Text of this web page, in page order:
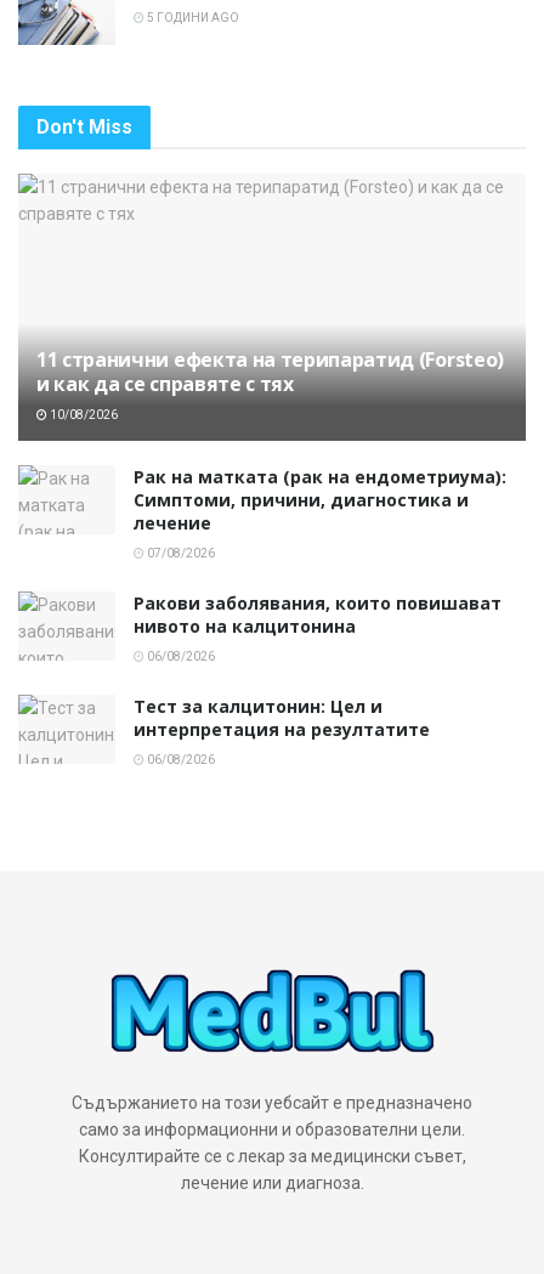
5 ГОДИНИ AGO
Don't Miss
11 странични ефекта на терипаратид (Forsteo)
и как да се справяте с тях
10/08/2026
Рак на матката (рак на ендометриума):
Симптоми, причини, диагностика и
лечение
07/08/2026
Ракови заболявания, които повишават
нивото на калцитонина
06/08/2026
Тест за калцитонин: Цел и
интерпретация на резултатите
06/08/2026
Съдържанието на този уебсайт е предназначено
само за информационни и образователни цели.
Консултирайте се с лекар за медицински съвет,
лечение или диагноза.